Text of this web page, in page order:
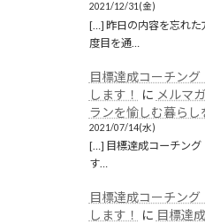
2021/12/31(金)
[…] 昨日の内容を忘れた
度目を通…
目標達成コーチン
します！
に メルマ
ランを愉しむ暮らし
2021/07/14(水)
[…] 目標達成コーチン
す…
目標達成コーチン
します！
に 目標達